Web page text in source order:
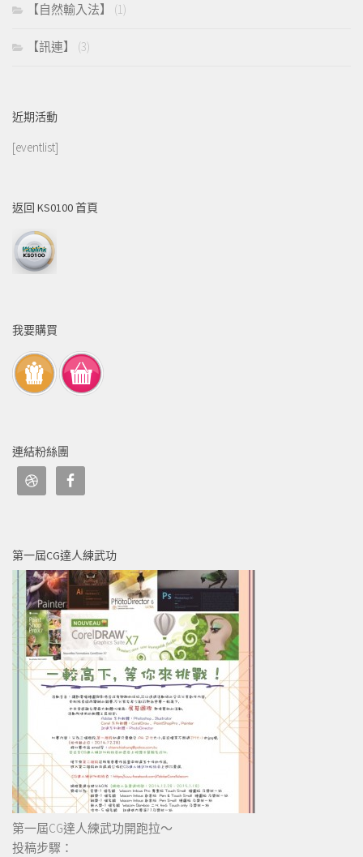
【自然輸入法】 (1)
【訊連】 (3)
近期活動
[eventlist]
返回 KS0100 首頁
我要購買
連結粉絲團
第一屆CG達人練武功
第一屆CG達人練武功開跑拉～
投稿步驟：